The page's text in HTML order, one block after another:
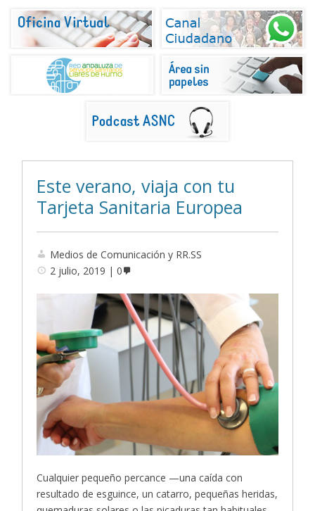
Este verano, viaja con tu
Tarjeta Sanitaria Europea
Medios de Comunicación y RR.SS
2 julio, 2019
0
Cualquier pequeño percance —una caída con
resultado de esguince, un catarro, pequeñas heridas,